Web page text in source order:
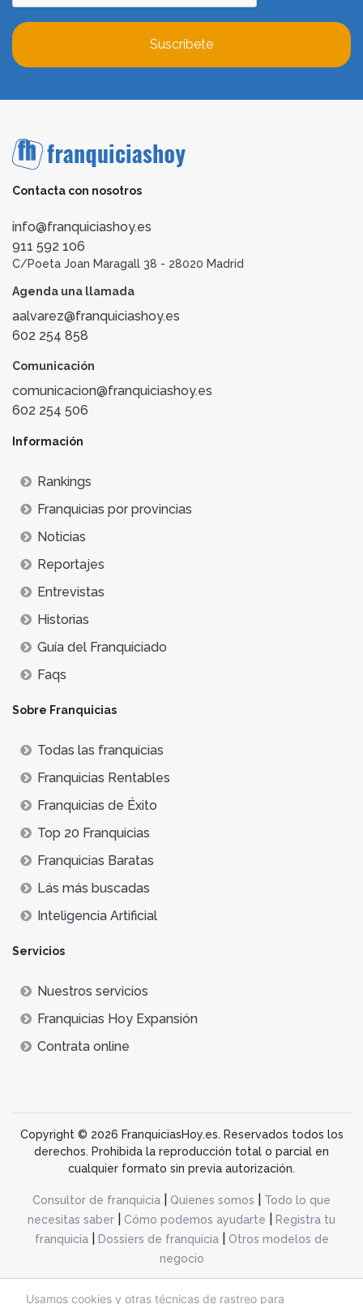
Usamos cookies y otras técnicas de rastreo para
Suscríbete
Contacta con nosotros
info@franquiciashoy.es
911 592 106
C/Poeta Joan Maragall 38 - 28020 Madrid
Agenda una llamada
aalvarez@franquiciashoy.es
602 254 858
Comunicación
comunicacion@franquiciashoy.es
602 254 506
Información
Rankings
Franquicias por provincias
Noticias
Reportajes
Entrevistas
Historias
Guía del Franquiciado
Faqs
Sobre Franquicias
Todas las franquicias
Franquicias Rentables
Franquicias de Éxito
Top 20 Franquicias
Franquicias Baratas
Lás más buscadas
Inteligencia Artificial
Servicios
Nuestros servicios
Franquicias Hoy Expansión
Contrata online
Copyright © 2026 FranquiciasHoy.es. Reservados todos los
derechos. Prohibida la reproducción total o parcial en
cualquier formato sin previa autorización.
Consultor de franquicia Quienes somos
Todo lo que
necesitas saber
Cómo podemos ayudarte
Registra tu
franquicia| Dossiers de franquicia|
Otros modelos de
negocio